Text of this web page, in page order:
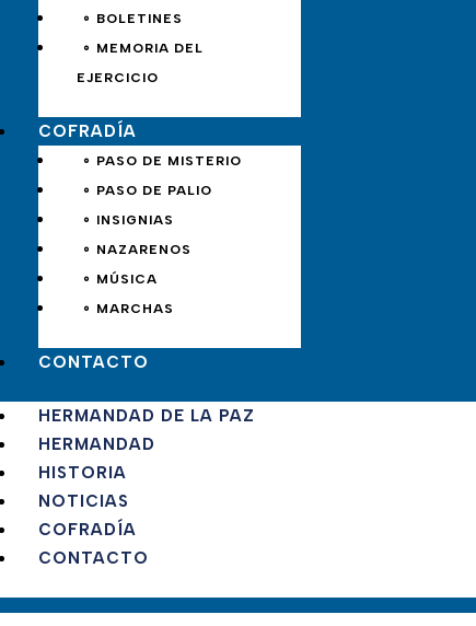
∘ BOLETINES
∘ MEMORIA DEL
EJERCICIO
COFRADÍA
∘ PASO DE MISTERIO
∘ PASO DE PALIO
∘ INSIGNIAS
∘ NAZARENOS
∘ MÚSICA
∘ MARCHAS
CONTACTO
HERMANDAD DE LA PAZ
HERMANDAD
HISTORIA
NOTICIAS
COFRADÍA
CONTACTO